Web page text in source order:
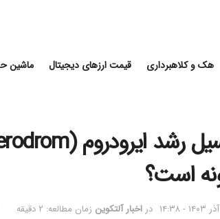
هک و کلاهبرداری قیمت ارزهای دیجیتال ماشین
در اخبار آلتکوین زمان مطالعه: ۲ دقیقه